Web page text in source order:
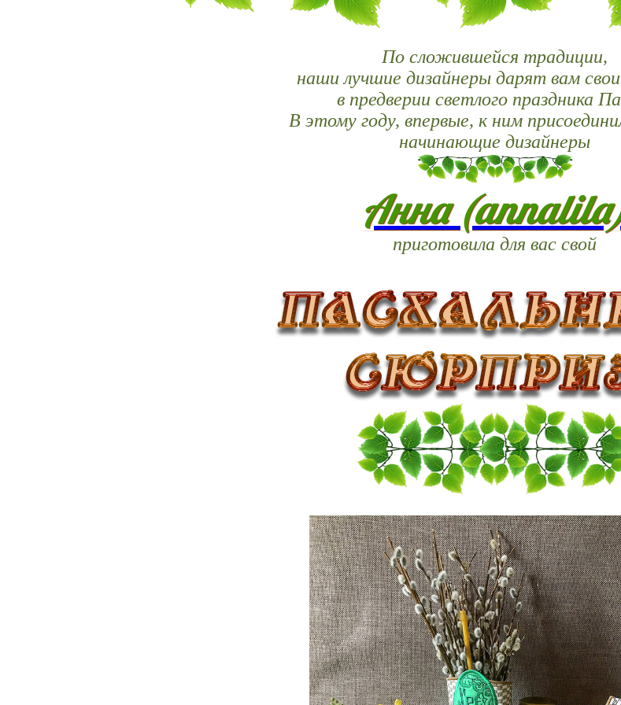
По сложившейся традиции,
наши лучшие дизайнеры дарят вам
в предверии светлого праздника
В этому году, впервые, к ним
начинающие дизайнеры
Анна
приготовила для вас свой